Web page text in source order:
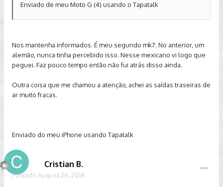
Enviado de meu Moto G (4) usando o Tapatalk
Nos mantenha informados. É meu segundo mk7. No anterior, um
alemão, nunca tinha percebido isso. Nesse mexicano vi logo que
peguei. Faz pouco tempo então não fui atrás disso ainda.
Outra coisa que me chamou a atenção, achei as saídas traseiras de
ar muito fracas.
Enviado do meu iPhone usando Tapatalk
Cristian B.
Postado August 26, 2018